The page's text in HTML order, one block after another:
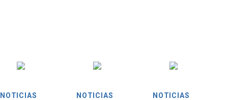
NOTICIAS NOTICIAS NOTICIAS